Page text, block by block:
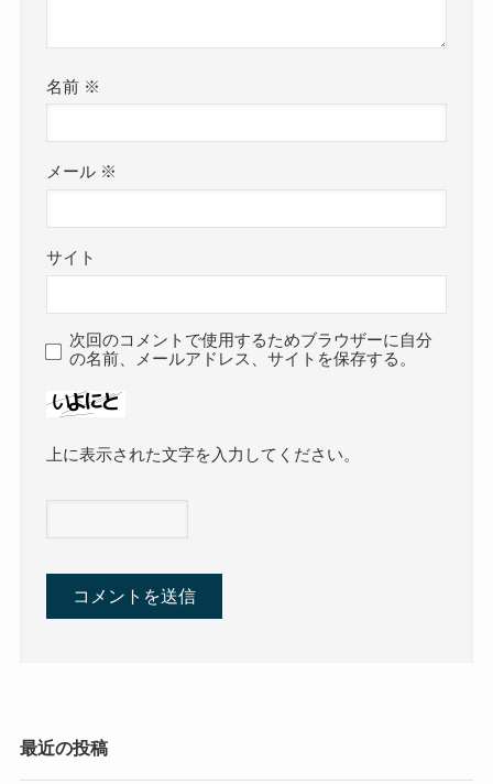
名前 ※
メール ※
サイト
次回のコメントで使用するためブラウザーに自分
の名前、メールアドレス、サイトを保存する。
上に表示された文字を入力してください。
最近の投稿